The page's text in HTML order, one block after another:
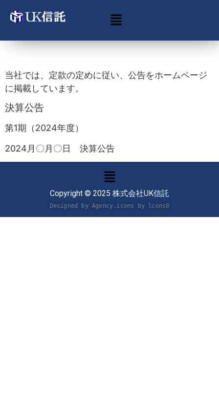
電子公告
当社では、定款の定めに従い、公告をホームページ
に掲載しています。
決算公告
第1期（2024年度）
2024月〇月〇日 決算公告
Copyright © 2025 株式会社UK信託
Designed by Agency.icons by lcons8